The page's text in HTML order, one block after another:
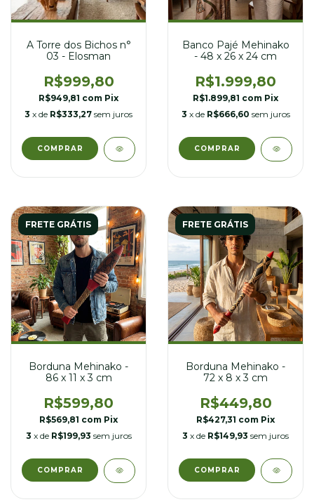
A Torre dos Bichos n°
03 - Elosman
R$999,80
R$949,81 com Pix
3 x de R$333,27 sem juros
Banco Pajé Mehinako
- 48 x 26 x 24 cm
R$1.999,80
R$1.899,81 com Pix
3 x de R$666,60 sem juros
FRETE GRÁTIS
Borduna Mehinako -
86 x 11 x 3 cm
R$599,80
R$569,81 com Pix
3 x de R$199,93 sem juros
FRETE GRÁTIS
Borduna Mehinako -
72 x 8 x 3 cm
R$449,80
R$427,31 com Pix
3 x de R$149,93 sem juros